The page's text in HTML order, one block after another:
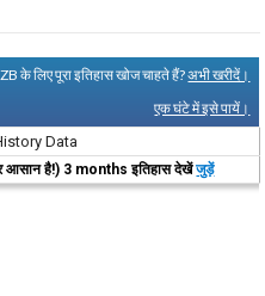
के लिए पूरा इतिहास खोज चाहते हैं?अभी खरीदें।
एक घंटे में इसे पायें।
Data
आसान है!) 3 months इतिहास देखेंजुड़ें